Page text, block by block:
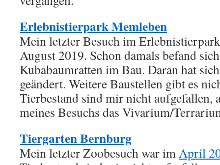
Erlebnistierpark Memleben
Mein letzter Besuch im
August 2019. Schon damals befand
Kubabaumratten im Bau. Daran hat
geändert. Weitere Baustellen gibt es
Tierbestand sind mir nicht aufgefallen,
meines Besuchs das Vivarium/
Tiergarten Bernburg
Mein letzter Zoobesuch war imApril